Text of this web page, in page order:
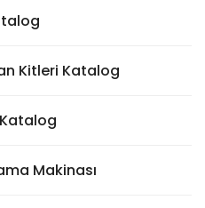
Kitleri Katalog
Makinası